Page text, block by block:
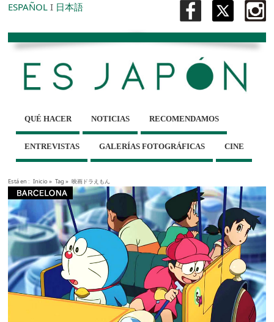
ESPAÑOL I 日本語
QUÉ HACER NOTICIAS RECOMENDAMOS
ENTREVISTAS GALERÍAS FOTOGRÁFICAS CINE
Está en : Inicio» Tag » 映画ドラえもん